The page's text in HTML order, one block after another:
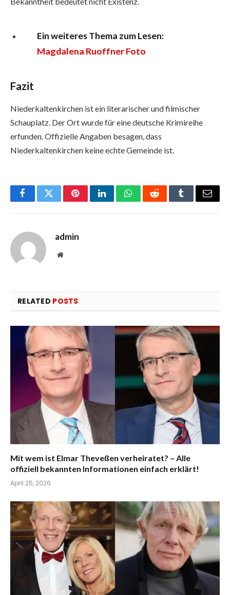
Ein weiteres Thema zum Lesen:
Magdalena Ruoffner Foto
Fazit
Niederkaltenkirchen ist ein literarischer und filmischer
Schauplatz. Der Ort wurde für eine deutsche Krimireihe
erfunden. Offizielle Angaben besagen, dass
Niederkaltenkirchen keine echte Gemeinde ist.
FacebookTwitterPinterestLinkedInWhatsAppRedditTumblrEmail
admin
Website
RELATED POSTS
Mit wem ist Elmar Theveßen verheiratet? – Alle
offiziell bekannten Informationen einfach erklärt!
April 25, 2026